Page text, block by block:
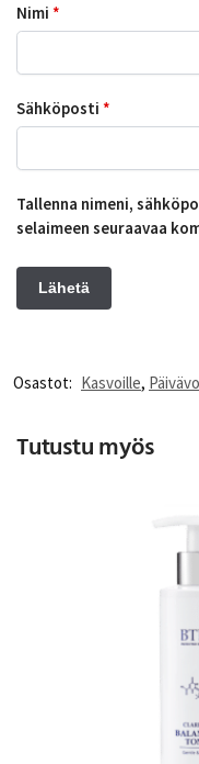
Nimi *
Sähköposti *
Tallenna nimeni,
selaimeen seuraavaa
Osastot: Kasvoille,
Tutustu myös